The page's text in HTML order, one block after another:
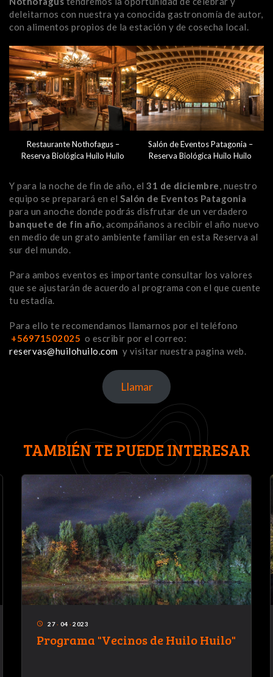
deleitarnos con nuestra ya conocida gastronomía de autor,
con alimentos propios de la estación y de cosecha local.
Restaurante Nothofagus –
Reserva Biológica Huilo Huilo
Salón de Eventos Patagonia –
Reserva Biológica Huilo Huilo
Y para la noche de fin de año, el 31 de diciembre, nuestro
equipo se preparará en el Salón de Eventos Patagonia
para un anoche donde podrás disfrutar de un verdadero
banquete de fin año, acompáñanos a recibir el año nuevo
en medio de un grato ambiente familiar en esta Reserva al
sur del mundo.
Para ambos eventos es importante consultar los valores
que se ajustarán de acuerdo al programa con el que cuente
tu estadía.
Para ello te recomendamos llamarnos por el teléfono
+56971502025 o escribir por el correo:
reservas@huilohuilo.com y visitar nuestra pagina web.
Llamar
TAMBIÉN TE PUEDE INTERESAR
access_time 27· 04 · 2023
Programa "Vecinos de Huilo Huilo"